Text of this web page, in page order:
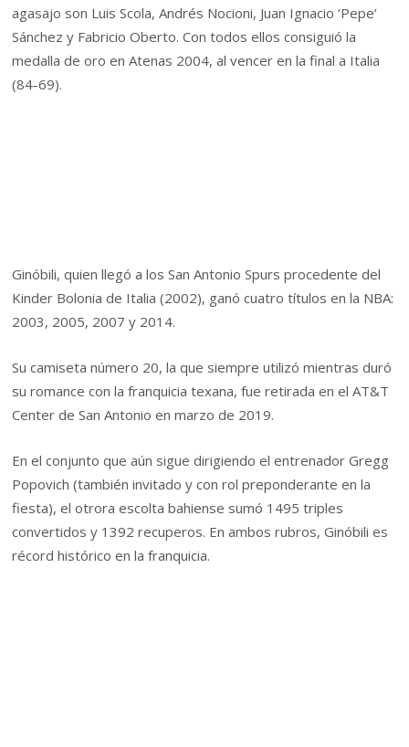
agasajo son Luis Scola, Andrés Nocioni, Juan Ignacio ‘Pepe’
Sánchez y Fabricio Oberto. Con todos ellos consiguió la
medalla de oro en Atenas 2004, al vencer en la final a Italia
(84-69).
Ginóbili, quien llegó a los San Antonio Spurs procedente del
Kinder Bolonia de Italia (2002), ganó cuatro títulos en la NBA:
2003, 2005, 2007 y 2014.
Su camiseta número 20, la que siempre utilizó mientras duró
su romance con la franquicia texana, fue retirada en el AT&T
Center de San Antonio en marzo de 2019.
En el conjunto que aún sigue dirigiendo el entrenador Gregg
Popovich (también invitado y con rol preponderante en la
fiesta), el otrora escolta bahiense sumó 1495 triples
convertidos y 1392 recuperos. En ambos rubros, Ginóbili es
récord histórico en la franquicia.